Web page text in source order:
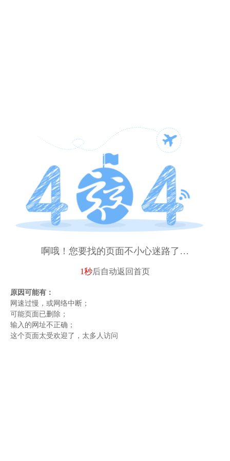
啊哦！您要找的页面不小心迷路了…
1秒后自动返回首页
原因可能有：
网速过慢，或网络中断；
可能页面已删除；
输入的网址不正确；
这个页面太受欢迎了，太多人访问